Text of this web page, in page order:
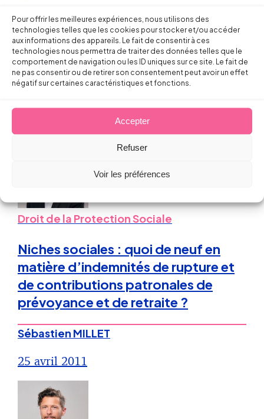
Pour offrir les meilleures expériences, nous utilisons des
technologies telles que les cookies pour stocker et/ou accéder
aux informations des appareils. Le fait de consentir à ces
technologies nous permettra de traiter des données telles que le
comportement de navigation ou les ID uniques sur ce site. Le fait de
ne pas consentir ou de retirer son consentement peut avoir un effet
négatif sur certaines caractéristiques et fonctions.
Accepter
Refuser
Voir les préférences
catégoriels de retraite et
prévoyance, quels changements
pour les entreprises et les salariés ?
Sébastien MILLET
Droit de la Protection Sociale
Niches sociales : quoi de neuf en
matière d’indemnités de rupture et
de contributions patronales de
prévoyance et de retraite ?
Sébastien MILLET
25 avril 2011